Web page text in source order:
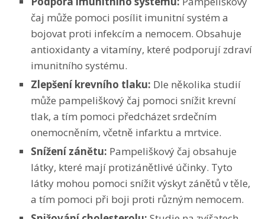
čaj může pomoci posílit imunitní systém a
bojovat proti infekcím a nemocem. Obsahuje
antioxidanty a vitamíny, které podporují zdraví
imunitního systému.
Zlepšení krevního tlaku: Dle několika studií
může pampeliškový čaj pomoci snížit krevní
tlak, a tím pomoci předcházet srdečním
onemocněním, včetně infarktu a mrtvice.
Snížení zánětu: Pampeliškový čaj obsahuje
látky, které mají protizánětlivé účinky. Tyto
látky mohou pomoci snížit výskyt zánětů v těle,
a tím pomoci při boji proti různým nemocem.